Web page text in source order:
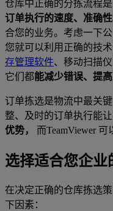
仓库中正确的分拣流程
订单执行的速度、准确性
合您的业务。考虑一下
您就可以利用正确的技
存管理软件、移动扫描
它们都能减少错误、提
订单拣选是物流中最关
整、及时的订单执行能
优势， 而TeamViewer 可
选择适合您企业
在决定正确的仓库拣选
下因素：